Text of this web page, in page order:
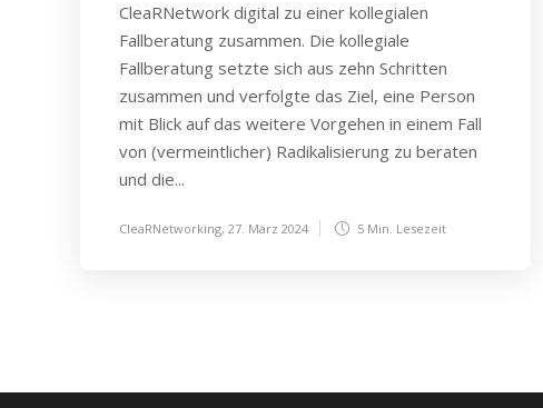
CleaRNetwork digital zu einer kollegialen
Fallberatung zusammen. Die kollegiale
Fallberatung setzte sich aus zehn Schritten
zusammen und verfolgte das Ziel, eine Person
mit Blick auf das weitere Vorgehen in einem Fall
von (vermeintlicher) Radikalisierung zu beraten
und die...
CleaRNetworking, 27. März 2024 5 Min. Lesezeit